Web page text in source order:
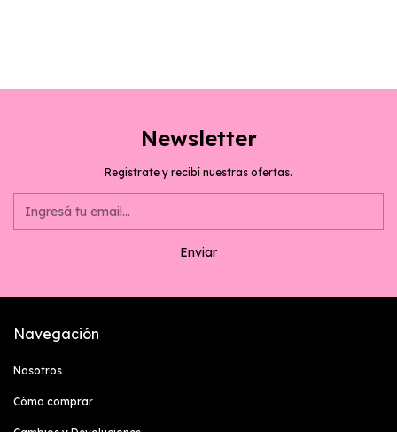
Newsletter
Registrate y recibí nuestras ofertas.
Navegación
Nosotros
Cómo comprar